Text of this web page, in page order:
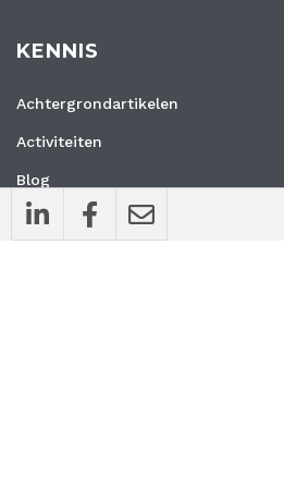
KENNIS
Achtergrondartikelen
Activiteiten
Blog
Interviews